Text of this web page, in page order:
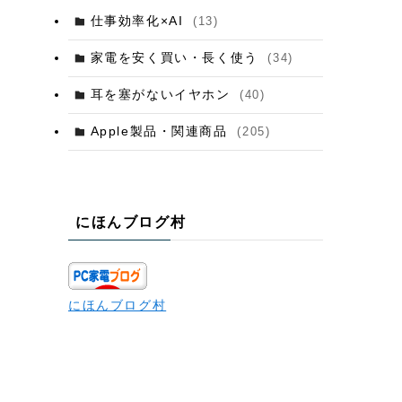
仕事効率化×AI (13)
家電を安く買い・長く使う (34)
耳を塞がないイヤホン (40)
Apple製品・関連商品 (205)
にほんブログ村
にほんブログ村